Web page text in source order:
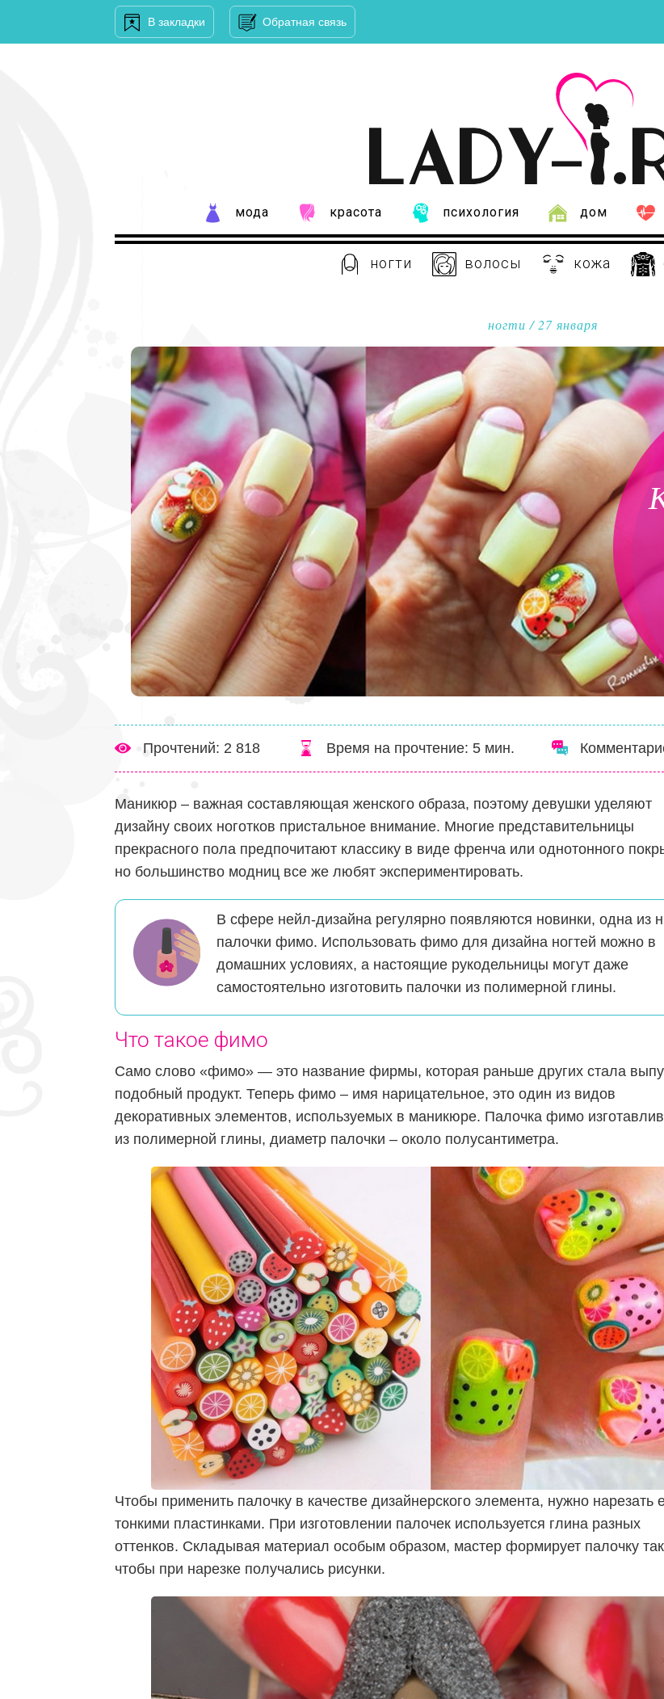
В закладки Обратная связь
мода красота психология дом
ногти волосы кожа
ногти / 27 января
Прочтений: 2 818 Время на прочтение: 5 мин.
Маникюр – важная составляющая женского образа, поэтому девушки уделяют
дизайну своих ноготков пристальное внимание. Многие представительницы
прекрасного пола предпочитают классику в виде френча или однотонного
но большинство модниц все же любят экспериментировать.
В сфере нейл-дизайна регулярно появляются новинки, одна из
палочки фимо. Использовать фимо для дизайна ногтей можно в
домашних условиях, а настоящие рукодельницы могут даже
самостоятельно изготовить палочки из полимерной глины.
Что такое фимо
Само слово «фимо» — это название фирмы, которая раньше других стала
подобный продукт. Теперь фимо – имя нарицательное, это один из видов
декоративных элементов, используемых в маникюре. Палочка фимо
из полимерной глины, диаметр палочки – около полусантиметра.
Чтобы применить палочку в качестве дизайнерского элемента, нужно нарезать
тонкими пластинками. При изготовлении палочек используется глина разных
оттенков. Складывая материал особым образом, мастер формирует палочку
чтобы при нарезке получались рисунки.